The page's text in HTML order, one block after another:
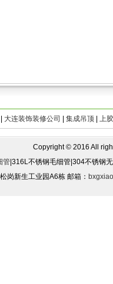
大连装饰装修公司 集成吊顶| 上
Copyright © 2016 All
管|316L不锈钢毛细管|304不锈钢
岗新生工业园A6栋 邮箱：